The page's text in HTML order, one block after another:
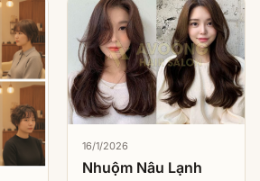
16/1/2026
Nhuộm Nâu Lạnh